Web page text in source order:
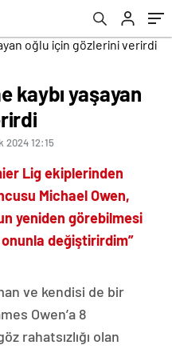
kaybı yaşayan
2024 12:15
Lig ekiplerinden
Michael Owen,
yeniden görebilmesi
değiştirirdim”
ve kendisi de bir
Owen’a 8
rahatsızlığı olan